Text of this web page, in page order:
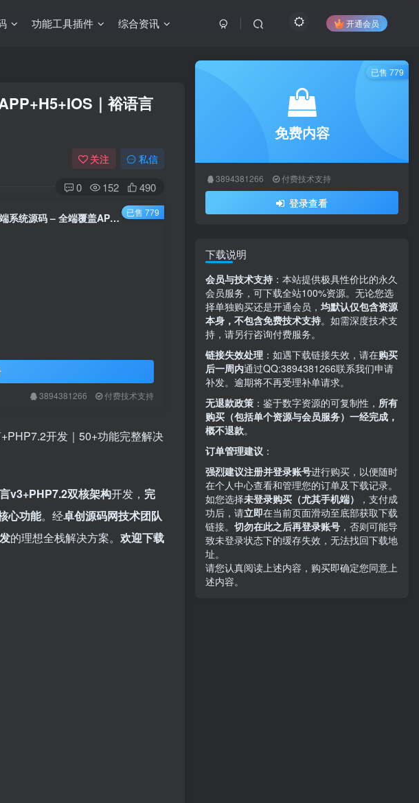
功能工具插件 综合资讯 开通会员
｜裕语言
关注 私信
0 152 490
卓创源码网发布：作者投稿首发轻易APP开源多端系统源码 – 全端覆盖APP+H5+IOS｜裕语言+PHP7.2开发｜50+功能完整解决方案
3894381266 付费技术支持
已售 779
开发｜50+功能完整解决
v3+PHP7.2双核架构开发， 完
心功能。经卓创源码网技术团队
的理想全栈解决方案。 欢迎下载
免费内容
3894381266 付费技术支持
登录查看
已售 779
下载说明
会员与技术支持 ：本站提供极具性价比的永久
会员服务，可下载全站100%资源。无论您选
择单独购买还是开通会员， 均默认仅包含资源
本身，不包含免费技术支持。如需深度技术支
持，请另行咨询付费服务。
链接失效处理 ：如遇下载链接失效，请在购买
后一周内通过QQ:3894381266联系我们申请
补发。逾期将不再受理补单请求。
无退款政策 ：鉴于数字资源的可复制性， 所有
购买（包括单个资源与会员服务）一经完成，
概不退款。
订单管理建议 ：
强烈建议注册并登录账号进行购买，以便随时
在个人中心查看和管理您的订单及下载记录。
如您选择未登录购买（尤其手机端）
，支付成
功后，请立即在当前页面滑动至底部获取下载
链接。 切勿在此之后再登录账号 ，否则可能导
致未登录状态下的缓存失效，无法找回下载地
址。
请您认真阅读上述内容，购买即确定您同意上
述内容。